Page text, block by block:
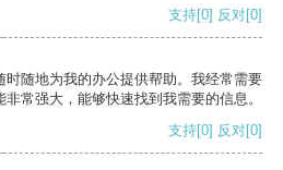
支持[0] 反对[0]
随地为我的办公提供帮助。我经常需要
常强大，能够快速找到我需要的信息。
支持[0] 反对[0]